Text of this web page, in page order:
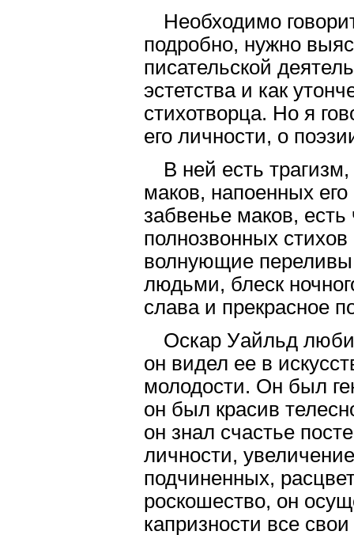
Необходимо
подробно, нужно
писательской
эстетства и как
стихотворца. Но я
его личности, о
В ней есть
маков, напоенных
забвенье маков,
полнозвонных
волнующие переливы
людьми, блеск
слава и прекрасное
Оскар Уайльд
он видел ее в
молодости. Он был
он был красив
он знал счастье
личности,
подчиненных,
роскошество, он
капризности все